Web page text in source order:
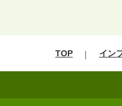
TOP イン